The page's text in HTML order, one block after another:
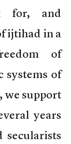
for, and
ijtihad in a
of
systems of
support
years
secularists